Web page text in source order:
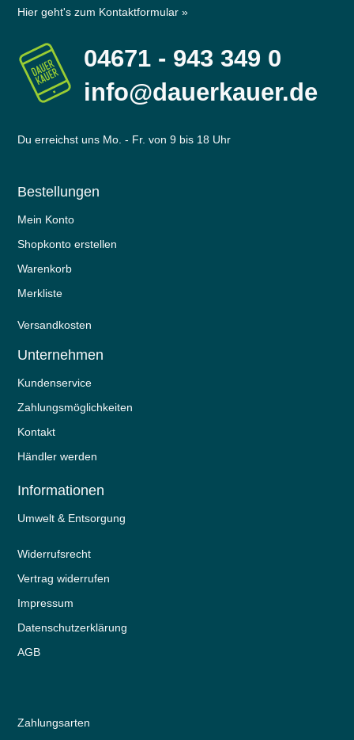
Hier geht's zum Kontaktformular »
04671 - 943 349 0
info@dauerkauer.de
Du erreichst uns Mo. - Fr. von 9 bis 18 Uhr
Bestellungen
Mein Konto
Shopkonto erstellen
Warenkorb
Merkliste
Versandkosten
Unternehmen
Kundenservice
Zahlungsmöglichkeiten
Kontakt
Händler werden
Informationen
Umwelt & Entsorgung
Widerrufs­recht
Vertrag widerrufen
Impressum
Daten­schutz­erklärung
AGB
Zahlungsarten